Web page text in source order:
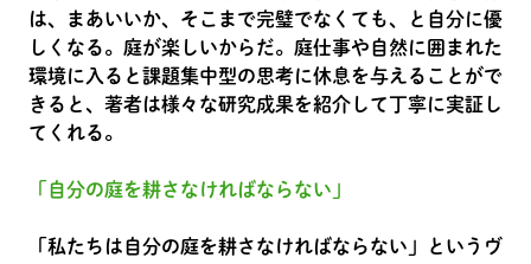
は、まあいいか、そこまで完璧でなくても、と自分に優
しくなる。庭が楽しいからだ。庭仕事や自然に囲まれた
環境に入ると課題集中型の思考に休息を与えることがで
きると、著者は様々な研究成果を紹介して丁寧に実証し
てくれる。
「自分の庭を耕さなければならない」
「私たちは自分の庭を耕さなければならない」というヴ